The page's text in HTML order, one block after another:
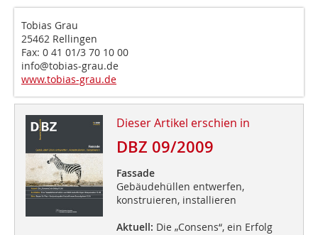
Tobias Grau
25462 Rellingen
Fax: 0 41 01/3 70 10 00
info@tobias-grau.de
www.tobias-grau.de
Dieser Artikel erschien in
DBZ 09/2009
Fassade
Gebäudehüllen entwerfen,
konstruieren, installieren
Aktuell: Die „Consens“, ein Erfolg